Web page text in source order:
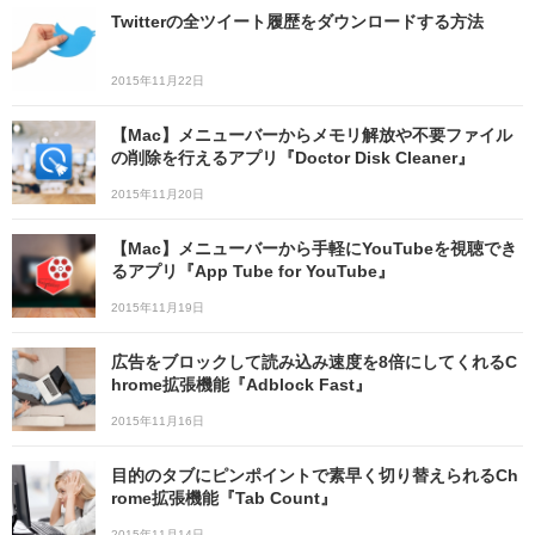
Twitterの全ツイート履歴をダウンロードする方法
2015年11月22日
【Mac】メニューバーからメモリ解放や不要ファイル
の削除を行えるアプリ『Doctor Disk Cleaner』
2015年11月20日
【Mac】メニューバーから手軽にYouTubeを視聴でき
るアプリ『App Tube for YouTube』
2015年11月19日
広告をブロックして読み込み速度を8倍にしてくれるC
hrome拡張機能『Adblock Fast』
2015年11月16日
目的のタブにピンポイントで素早く切り替えられるCh
rome拡張機能『Tab Count』